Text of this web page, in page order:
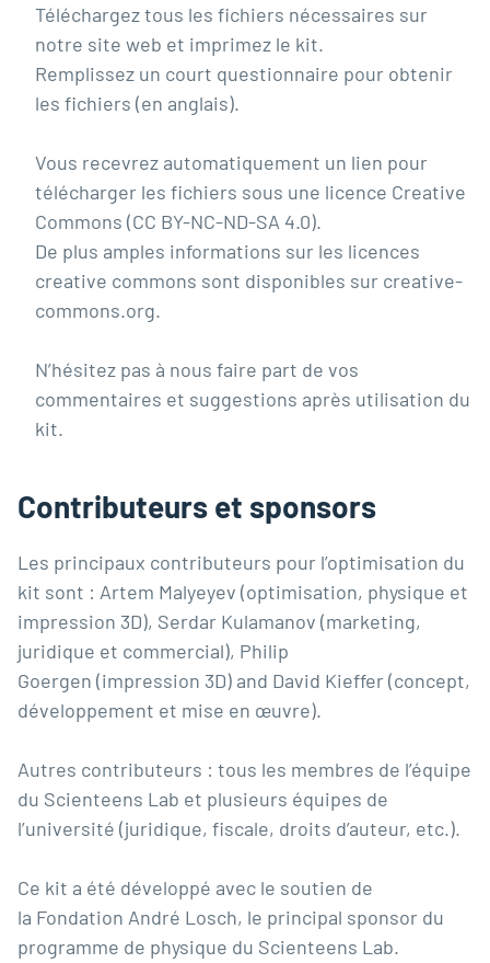
Téléchargez tous les fichiers nécessaires sur
notre site web et imprimez le kit.
Remplissez un court questionnaire pour obtenir
les fichiers (en anglais).
Vous recevrez automatiquement un lien pour
télécharger les fichiers sous une licence Creative
Commons (CC BY-NC-ND-SA 4.0).
De plus amples informations sur les licences
creative commons sont disponibles sur creative-
commons.org.
N’hésitez pas à nous faire part de vos
commentaires et suggestions après utilisation du
kit.
Contributeurs et sponsors
Les principaux contributeurs pour l’optimisation du
kit sont : Artem Malyeyev (optimisation, physique et
impression 3D), Serdar Kulamanov (marketing,
juridique et commercial), Philip
Goergen (impression 3D) and David Kieffer (concept,
développement et mise en œuvre).
Autres contributeurs : tous les membres de l’équipe
du Scienteens Lab et plusieurs équipes de
l’université (juridique, fiscale, droits d’auteur, etc.).
Ce kit a été développé avec le soutien de
la Fondation André Losch, le principal sponsor du
programme de physique du Scienteens Lab.